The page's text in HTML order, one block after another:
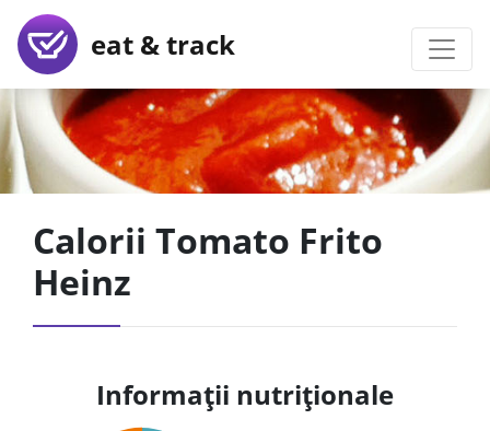
eat & track
Calorii Tomato Frito
Heinz
Informații nutriționale